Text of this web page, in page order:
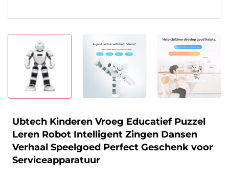
Ubtech Kinderen Vroeg Educatief Puzzel
Leren Robot Intelligent Zingen Dansen
Verhaal Speelgoed Perfect Geschenk voor
Serviceapparatuur